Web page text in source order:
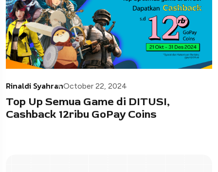
Rinaldi SyahranOctober 22, 2024
Top Up Semua Game di DITUSI,
Cashback 12ribu GoPay Coins